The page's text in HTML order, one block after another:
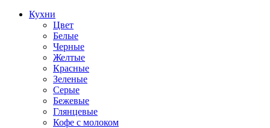
Кухни
Цвет
Белые
Черные
Желтые
Красные
Зеленые
Серые
Бежевые
Глянцевые
Кофе с молоком